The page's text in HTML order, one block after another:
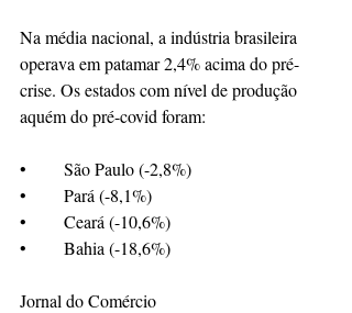
Na média nacional, a indústria brasileira
operava em patamar 2,4% acima do pré-
crise. Os estados com nível de produção
aquém do pré-covid foram:
•	São Paulo (-2,8%)
•	Pará (-8,1%)
•	Ceará (-10,6%)
•	Bahia (-18,6%)
Jornal do Comércio